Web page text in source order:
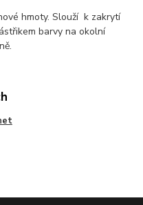
hmoty. Slouží k zakrytí
barvy na okolní